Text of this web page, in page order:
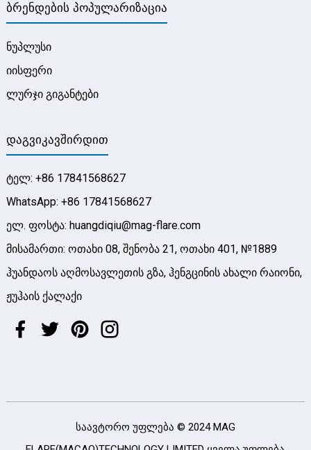
Ბრენდების Პოპულარიზაცია
ნუპლუსი
იისფერი
ლურჯი გიგანტები
Დაგვიკავშირდით
ტელ: +86 17841568627
WhatsApp: +86 17841568627
ელ. ფოსტა: huangdiqiu@mag-flare.com
მისამართი: ოთახი 08, შენობა 21, ოთახი 401, №1889
ჰუანდაოს აღმოსავლეთის გზა, ჰენგცინის ახალი რაიონი,
ჟუჰაის ქალაქი
საავტორო უფლება © 2024 MAG